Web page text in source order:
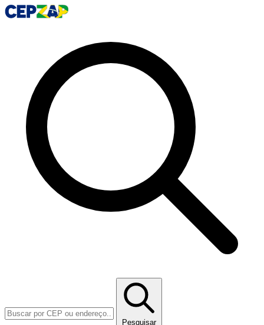
Pesquisar